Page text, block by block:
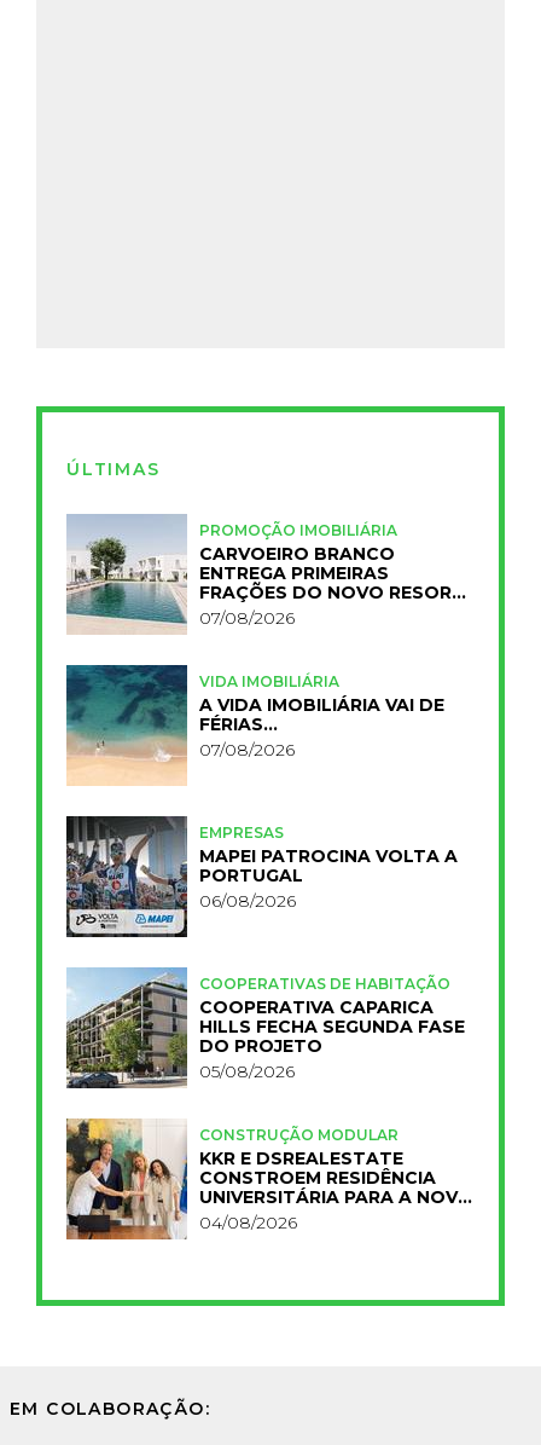
ÚLTIMAS
PROMOÇÃO IMOBILIÁRIA
CARVOEIRO BRANCO
ENTREGA PRIMEIRAS
FRAÇÕES DO NOVO RESORT
PRIMELIFE
07/08/2026
VIDA IMOBILIÁRIA
A VIDA IMOBILIÁRIA VAI DE
FÉRIAS…
07/08/2026
EMPRESAS
MAPEI PATROCINA VOLTA A
PORTUGAL
06/08/2026
COOPERATIVAS DE HABITAÇÃO
COOPERATIVA CAPARICA
HILLS FECHA SEGUNDA FASE
DO PROJETO
05/08/2026
CONSTRUÇÃO MODULAR
KKR E DSREALESTATE
CONSTROEM RESIDÊNCIA
UNIVERSITÁRIA PARA A NOVA
FCT
04/08/2026
EM COLABORAÇÃO: